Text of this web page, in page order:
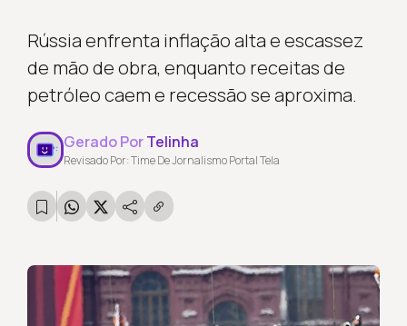
Rússia enfrenta inflação alta e escassez
de mão de obra, enquanto receitas de
petróleo caem e recessão se aproxima.
Gerado PorTelinha
Revisado Por: Time De Jornalismo Portal Tela